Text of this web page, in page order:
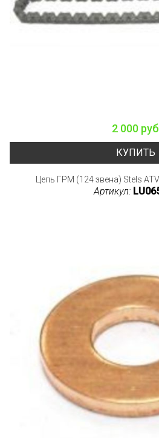
2 000 руб
КУПИТЬ
Цепь ГРМ (124 звена) Stels
Артикул: